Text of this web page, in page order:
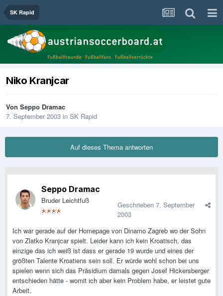
SK Rapid
Niko Kranjcar
Von Seppo Dramac
7. September 2003 in SK Rapid
Auf dieses Thema antworten
Seppo Dramac
Bruder Leichtfuß Geschrieben 7. September
2003
Ich war gerade auf der Homepage von Dinamo Zagreb wo der Sohn
von Zlatko Kranjcar spielt. Leider kann ich kein Kroatisch, das
einzige das ich weiß ist dass er gerade 19 wurde und eines der
größten Talente Kroatiens sein soll. Er würde wohl schon bei uns
spielen wenn sich das Präsidium damals gegen Josef Hickersberger
entschieden hätte - womit ich aber kein Problem habe, er leistet gute
Arbeit.